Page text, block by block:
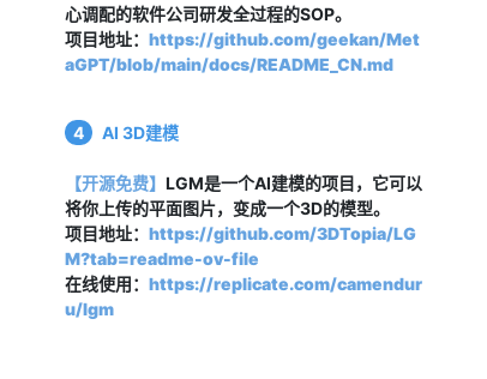
心调配的软件公司研发全过程的SOP。
项目地址： https://github.com/geekan/Met
aGPT/blob/main/docs/README_CN.md
4 AI 3D建模
【开源免费】 LGM是一个AI建模的项目，它可以
将你上传的平面图片，变成一个3D的模型。
项目地址： https://github.com/3DTopia/LG
M?tab=readme-ov-file
在线使用： https://replicate.com/camendur
u/lgm